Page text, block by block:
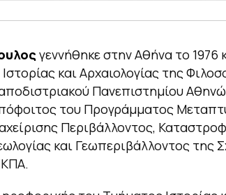
γεννήθηκε στην Αθήνα το 1976
και Αρχαιολογίας της
Πανεπιστημίου
του Προγράμματος
Περιβάλλοντος,
και Γεωπεριβάλλοντος της